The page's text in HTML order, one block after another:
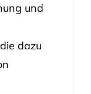
und
dazu